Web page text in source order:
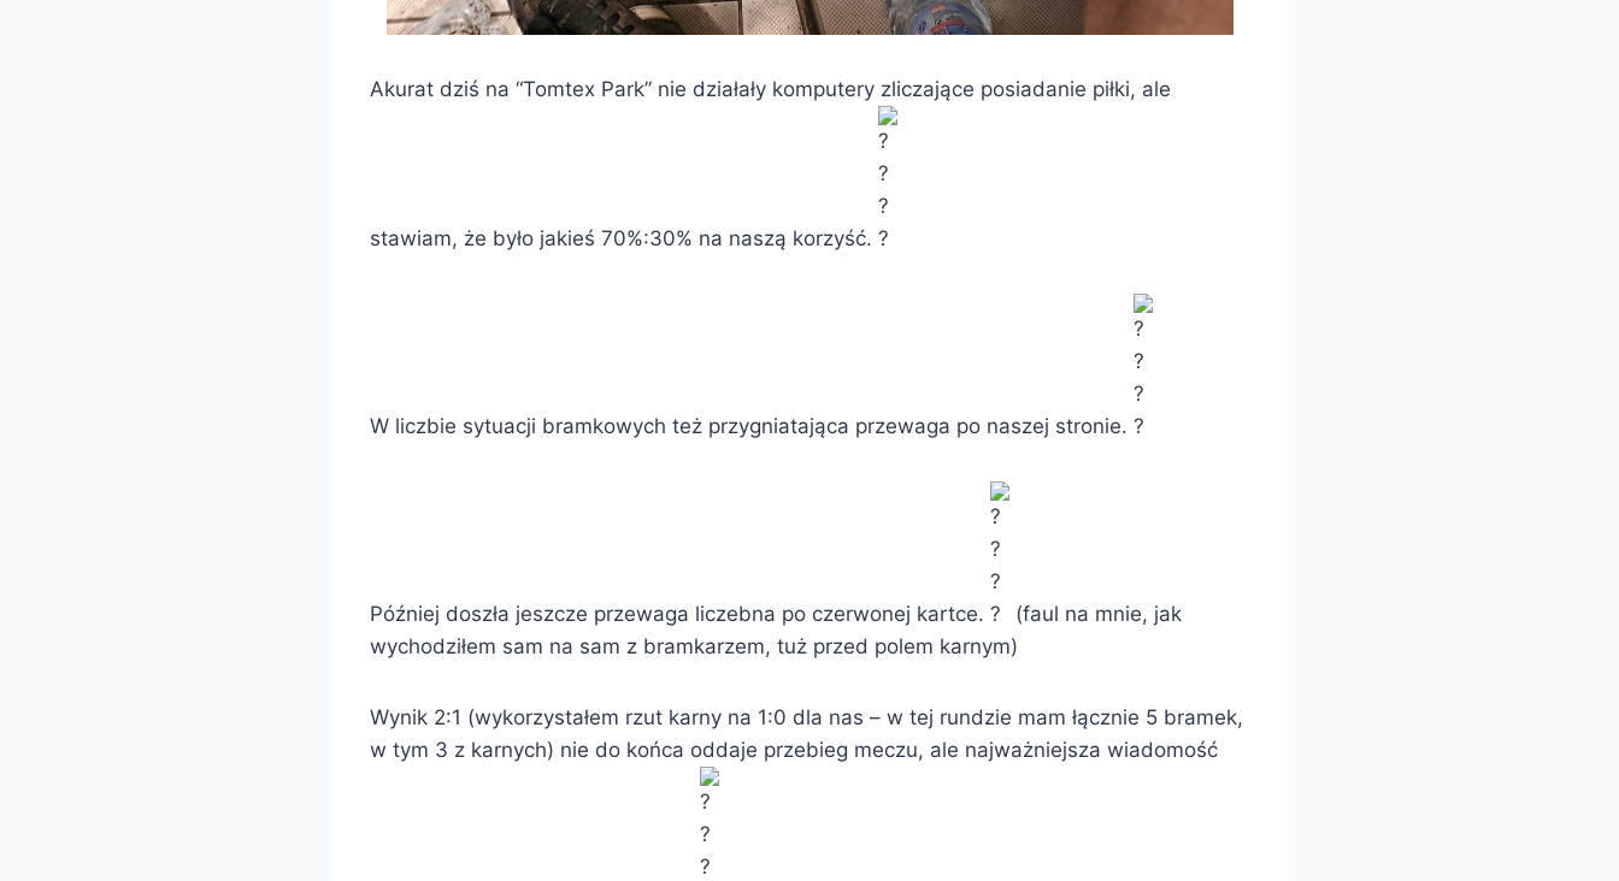
Akurat dziś na “Tomtex Park” nie działały komputery zliczające posiadanie piłki, ale
stawiam, że było jakieś 70%:30% na naszą korzyść.
W liczbie sytuacji bramkowych też przygniatająca przewaga po naszej stronie.
Później doszła jeszcze przewaga liczebna po czerwonej kartce.
(faul na mnie, jak
wychodziłem sam na sam z bramkarzem, tuż przed polem karnym)
Wynik 2:1 (wykorzystałem rzut karny na 1:0 dla nas – w tej rundzie mam łącznie 5 bramek,
w tym 3 z karnych) nie do końca oddaje przebieg meczu, ale najważniejsza wiadomość